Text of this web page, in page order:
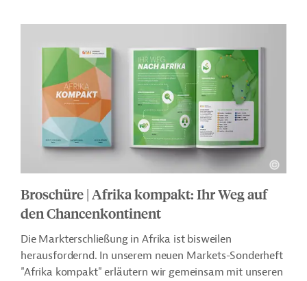
Broschüre | Afrika kompakt: Ihr Weg auf
den Chancenkontinent
Die Markterschließung in Afrika ist bisweilen
herausfordernd. In unserem neuen Markets-Sonderheft
"Afrika kompakt" erläutern wir gemeinsam mit unseren